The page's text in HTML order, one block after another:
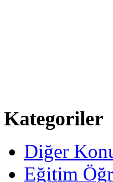
Kategoriler
Diğer
Eğitim